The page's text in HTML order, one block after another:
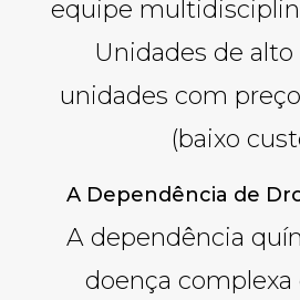
equipe
Unidades de alto
unidades com
(baixo
A Dependência de
A dependência
doença complexa